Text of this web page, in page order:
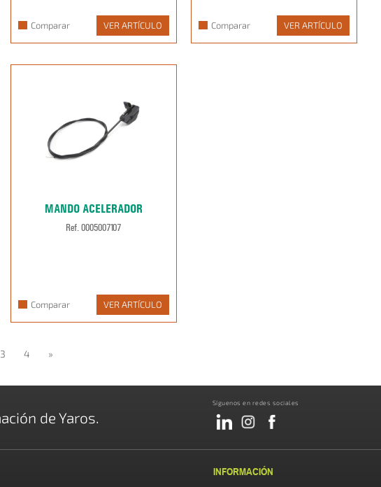
Comparar VER ARTÍCULO Comparar VER ARTÍCULO
MANDO ACELERADOR
Ref. 0005007107
Comparar VER ARTÍCULO
3 4 »
de Yaros.
Síguenos en redes sociales
INFORMACIÓN